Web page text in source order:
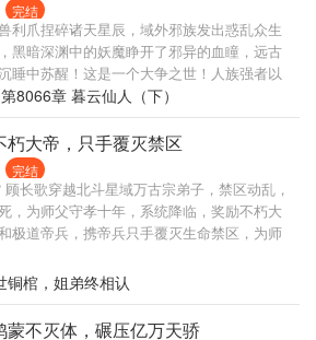
完结
利爪捏碎诸天星辰，域外邪族发出惑乱众生
黑暗深渊中的妖魔睁开了邪异的血瞳，远古
睡中苏醒！这是一个大争之世！人族强者以
苍穹，在诸天万族中挺起不屈脊梁！ 楚剑秋
天帝诀，从微末中崛起，踏上万界征程！ 一
，一念裂苍穹！一念诛妖鬼，一念葬神魔！
神域，谁敢争锋？这，就是天帝之威！
第8066章 暮云仙人（下）
朽大帝，只手覆灭禁区
完结
顾长歌穿越北斗星域万古宗弟子，禁区动乱，
，为师父守孝十年，系统降临，奖励不朽大
极道帝兵，携帝兵只手覆灭生命禁区，为师
，顾长歌心中慌得一比，幸得系统升级为万
统，发布收徒任务，收徒就能变强。 大弟子
生重瞳被挖，炼太阳、太阴之石于双眼，修
铜棺，姐弟终相认
蒙不灭体，碾压亿万天骄